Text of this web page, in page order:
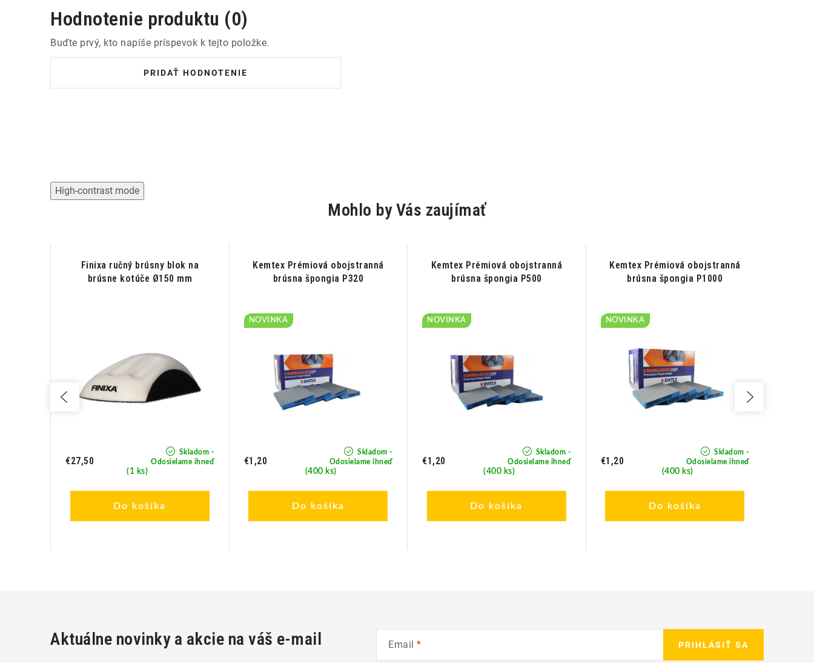
Hodnotenie produktu (0)
Buďte prvý, kto napíše príspevok k tejto položke.
PRIDAŤ HODNOTENIE
High-contrast mode
Mohlo by Vás zaujímať
Finixa ručný brúsny blok na
brúsne kotúče Ø150 mm
Skladom -
Odosielame ihneď
(1 ks)
€27,50
Do košíka
Kemtex Prémiová obojstranná
brúsna špongia P320
NOVINKA
Skladom -
Odosielame ihneď
(400 ks)
€1,20
Do košíka
Kemtex Prémiová obojstranná
brúsna špongia P500
NOVINKA
Skladom -
Odosielame ihneď
(400 ks)
€1,20
Do košíka
Kemtex Prémiová obojstranná
brúsna špongia P1000
NOVINKA
Skladom -
Odosielame ihneď
(400 ks)
€1,20
Do košíka
Aktuálne novinky a akcie na váš e-mail Email PRIHLÁSIŤ SA